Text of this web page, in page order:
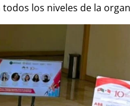
los niveles de la